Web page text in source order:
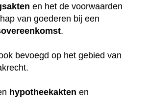
en het de voorwaarden
van goederen bij een
.
bevoegd op het gebied van
hypotheekakten en